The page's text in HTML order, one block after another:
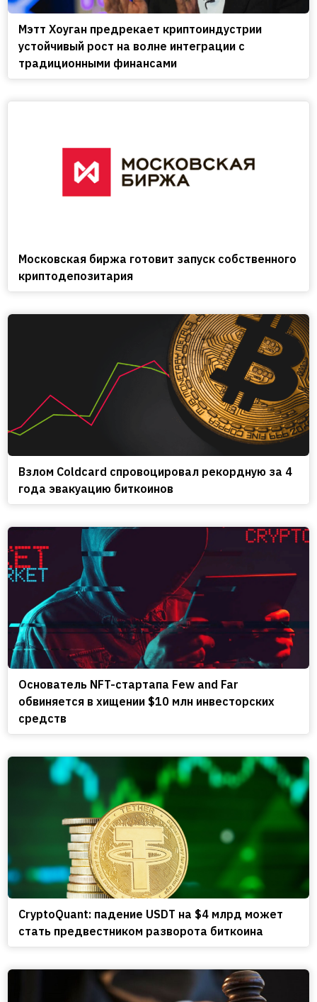
Мэтт Хоуган предрекает криптоиндустрии
устойчивый рост на волне интеграции с
традиционными финансами
Московская биржа готовит запуск собственного
криптодепозитария
Взлом Coldcard спровоцировал рекордную за 4
года эвакуацию биткоинов
Основатель NFT-стартапа Few and Far
обвиняется в хищении $10 млн инвесторских
средств
CryptoQuant: падение USDT на $4 млрд может
стать предвестником разворота биткоина